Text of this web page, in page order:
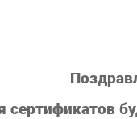
сертификатов